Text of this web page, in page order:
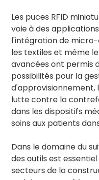
Les puces RFID
voie à des
l'intégration de
les textiles et même
avancées ont permis
possibilités pour la
d'approvisionnement,
lutte contre la
dans les dispositifs
soins aux patients
Dans le domaine du
des outils est
secteurs de la